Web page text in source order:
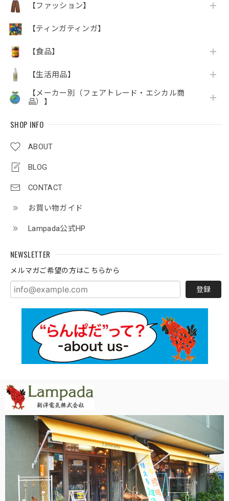
【ファッション】
【ティンガティンガ】
【食品】
【生活用品】
【メーカー別（フェアトレード・エシカル商
品）】
SHOP INFO
ABOUT
BLOG
CONTACT
お買い物ガイド
Lampada公式HP
NEWSLETTER
メルマガご希望の方はこちらから
登録